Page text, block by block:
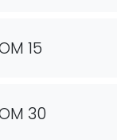
15
30